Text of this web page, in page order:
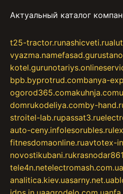
Актуальный каталог
t25-tractor.runashicveti.ru
vyazma.namefasad.guru
kotel.gurunotariys.online
bpb.byprotrud.combanya-
ogorod365.comakuhnja.com
domrukodeliya.comby-
stroitel-lab.rupassat3.ru
auto-ceny.infolesorubles.ru
fitnesdomaonline.ruavtotex-
novostikubani.ru
tele4n.netelectromash.com.ua
analitica.kiev.uasarny.net.ua